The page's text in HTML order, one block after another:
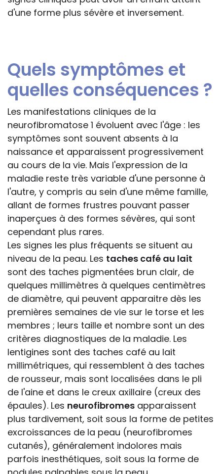
d'une forme plus sévère et inversement.
Quels symptômes et
quelles conséquences ?
Les manifestations cliniques de la
neurofibromatose 1 évoluent avec l'âge : les
symptômes sont souvent absents à la
naissance et apparaissent progressivement
au cours de la vie. Mais l'expression de la
maladie reste très variable d'une personne à
l'autre, y compris au sein d'une même famille,
allant de formes frustres pouvant passer
inaperçues à des formes sévères, qui sont
cependant plus rares.
Les signes les plus fréquents se situent au
niveau de la peau. Les taches café au lait
sont des taches pigmentées brun clair, de
quelques millimètres à quelques centimètres
de diamètre, qui peuvent apparaitre dès les
premières semaines de vie sur le torse et les
membres ; leurs taille et nombre sont un des
critères diagnostiques de la maladie. Les
lentigines sont des taches café au lait
millimétriques, qui ressemblent à des taches
de rousseur, mais sont localisées dans le pli
de l'aine et dans le creux axillaire (creux des
épaules). Les neurofibromes apparaissent
plus tardivement, soit sous la forme de petites
excroissances de la peau (neurofibromes
cutanés), généralement indolores mais
parfois inesthétiques, soit sous la forme de